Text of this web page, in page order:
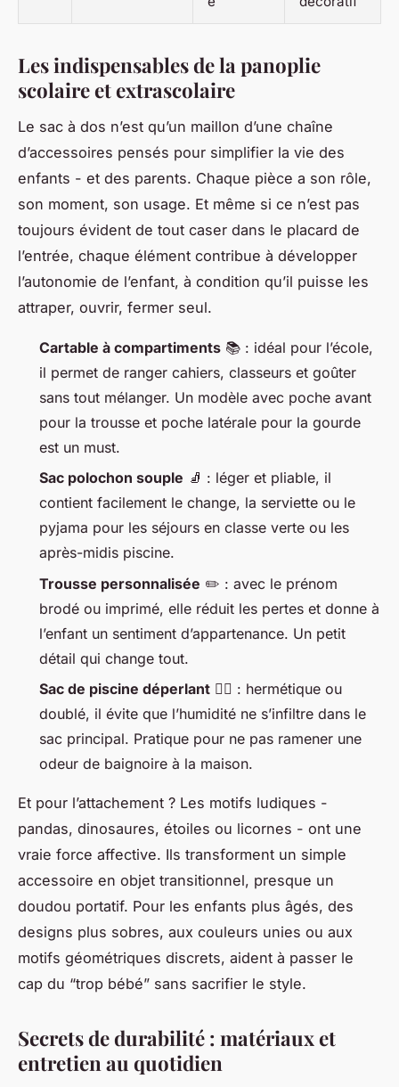
Les indispensables de la panoplie
scolaire et extrascolaire
Le sac à dos n’est qu’un maillon d’une chaîne
d’accessoires pensés pour simplifier la vie des
enfants - et des parents. Chaque pièce a son rôle,
son moment, son usage. Et même si ce n’est pas
toujours évident de tout caser dans le placard de
l’entrée, chaque élément contribue à développer
l’autonomie de l’enfant, à condition qu’il puisse les
attraper, ouvrir, fermer seul.
Cartable à compartiments 📚 : idéal pour l’école,
il permet de ranger cahiers, classeurs et goûter
sans tout mélanger. Un modèle avec poche avant
pour la trousse et poche latérale pour la gourde
est un must.
Sac polochon souple 🧦 : léger et pliable, il
contient facilement le change, la serviette ou le
pyjama pour les séjours en classe verte ou les
après-midis piscine.
Trousse personnalisée ✏️ : avec le prénom
brodé ou imprimé, elle réduit les pertes et donne à
l’enfant un sentiment d’appartenance. Un petit
détail qui change tout.
Sac de piscine déperlant 🏊‍♀️ : hermétique ou
doublé, il évite que l’humidité ne s’infiltre dans le
sac principal. Pratique pour ne pas ramener une
odeur de baignoire à la maison.
Et pour l’attachement ? Les motifs ludiques -
pandas, dinosaures, étoiles ou licornes - ont une
vraie force affective. Ils transforment un simple
accessoire en objet transitionnel, presque un
doudou portatif. Pour les enfants plus âgés, des
designs plus sobres, aux couleurs unies ou aux
motifs géométriques discrets, aident à passer le
cap du “trop bébé” sans sacrifier le style.
Secrets de durabilité : matériaux et
entretien au quotidien